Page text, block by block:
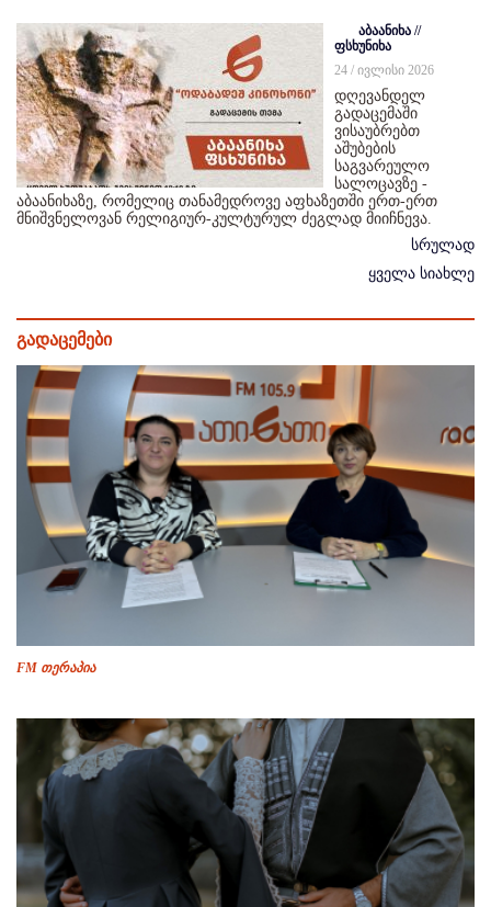
აბაანიხა //
ფსხუნიხა
24 / ივლისი 2026
დღევანდელ
გადაცემაში
ვისაუბრებთ
აშუბების
საგვარეულო
სალოცავზე -
აბაანიხაზე, რომელიც თანამედროვე აფხაზეთში ერთ-ერთ
მნიშვნელოვან რელიგიურ-კულტურულ ძეგლად მიიჩნევა.
სრულად
ყველა სიახლე
გადაცემები
FM თერაპია